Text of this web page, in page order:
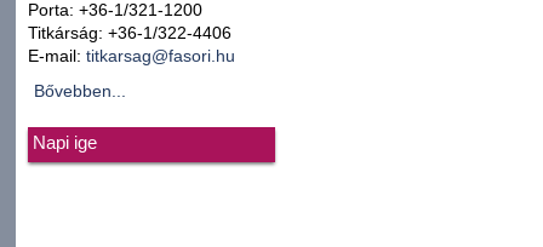
Porta: +36-1/321-1200
Titkárság: +36-1/322-4406
E-mail: titkarsag@fasori.hu
Bővebben...
Napi ige